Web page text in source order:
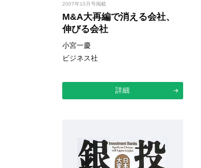
2007年10月号掲載
M&A大再編で消える会社、
伸びる会社
小宮一慶
ビジネス社
詳細